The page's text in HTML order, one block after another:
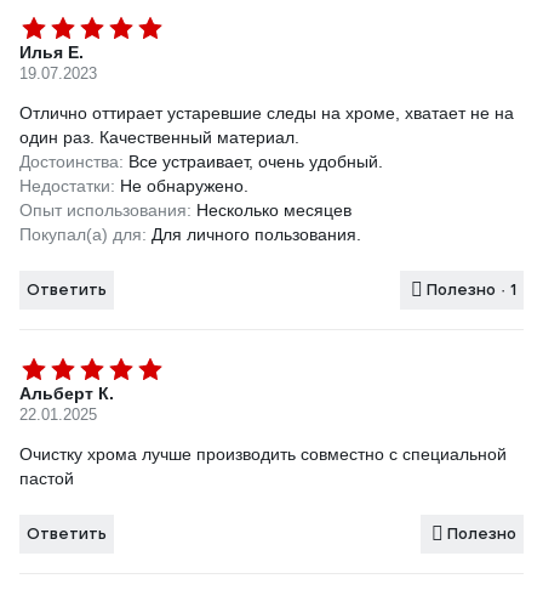
Илья Е.
19.07.2023
Отлично оттирает устаревшие следы на хроме, хватает не на
один раз. Качественный материал.
Достоинства: Все устраивает, очень удобный.
Недостатки: Не обнаружено.
Опыт использования: Несколько месяцев
Покупал(а) для: Для личного пользования.
Ответить Полезно · 1
Альберт К.
22.01.2025
Очистку хрома лучше производить совместно с специальной
пастой
Ответить Полезно